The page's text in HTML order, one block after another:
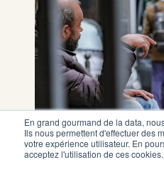
En grand gourmand de la data,
Ils nous permettent d'effectuer des
votre expérience utilisateur. En
acceptez l'utilisation de ces cookies.
Fondation Notre
Campagne IFI 2022